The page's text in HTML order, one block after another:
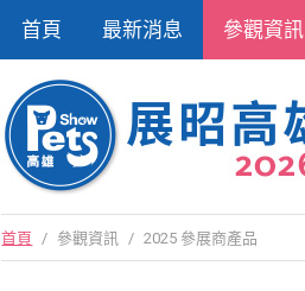
首頁 最新消息 參觀資訊
首頁 / 參觀資訊 / 2025 參展商產品